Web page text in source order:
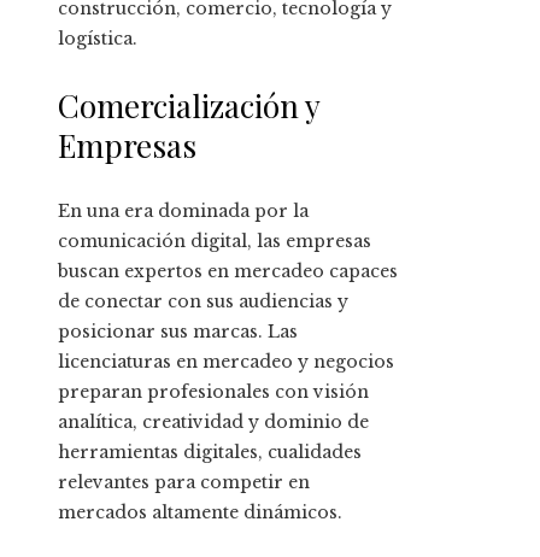
construcción, comercio, tecnología y
logística.
Comercialización y
Empresas
En una era dominada por la
comunicación digital, las empresas
buscan expertos en mercadeo capaces
de conectar con sus audiencias y
posicionar sus marcas. Las
licenciaturas en mercadeo y negocios
preparan profesionales con visión
analítica, creatividad y dominio de
herramientas digitales, cualidades
relevantes para competir en
mercados altamente dinámicos.